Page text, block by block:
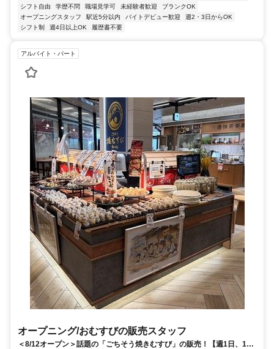
シフト自由
学歴不問 職場見学可 未経験者歓迎
ブランクOK
オープニングスタッフ
駅近5分以内 バイトデビュー歓迎
週2・3日からOK
シフト制
週4日以上OK 履歴書不要
アルバイト・パート
オープニング/おむすびの販売スタッフ
＜8/12オープン＞話題の「ごちそう焼きむすび」の販売！【週1日、1日